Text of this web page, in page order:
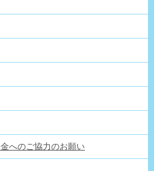
へのご協力のお願い